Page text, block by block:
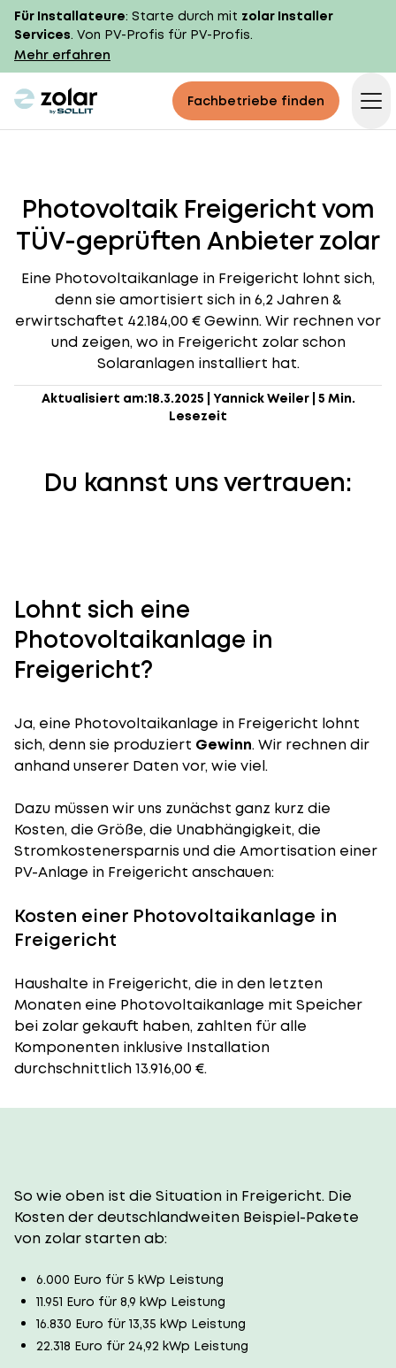
Für Installateure: Starte durch mit zolar Installer
Services. Von PV-Profis für PV-Profis.
Mehr erfahren
zolar logo Fachbetriebe finden
Photovoltaik Freigericht vom
TÜV-geprüften Anbieter zolar
Eine Photovoltaikanlage in Freigericht lohnt sich,
denn sie amortisiert sich in 6,2 Jahren &
erwirtschaftet 42.184,00 € Gewinn. Wir rechnen vor
und zeigen, wo in Freigericht zolar schon
Solaranlagen installiert hat.
Aktualisiert am:18.3.2025 Yannick Weiler| 5 Min.
Lesezeit
Du kannst uns vertrauen:
Lohnt sich eine
Photovoltaikanlage in
Freigericht?
Ja, eine Photovoltaikanlage in Freigericht lohnt
sich, denn sie produziert Gewinn. Wir rechnen dir
anhand unserer Daten vor, wie viel.
Dazu müssen wir uns zunächst ganz kurz die
Kosten, die Größe, die Unabhängigkeit, die
Stromkostenersparnis und die Amortisation einer
PV-Anlage in Freigericht anschauen:
Kosten einer Photovoltaikanlage in
Freigericht
Haushalte in Freigericht, die in den letzten
Monaten eine Photovoltaikanlage mit Speicher
bei zolar gekauft haben, zahlten für alle
Komponenten inklusive Installation
durchschnittlich 13.916,00 €.
So wie oben ist die Situation in Freigericht. Die
Kosten der deutschlandweiten Beispiel-Pakete
von zolar starten ab:
6.000 Euro für 5 kWp Leistung
11.951 Euro für 8,9 kWp Leistung
16.830 Euro für 13,35 kWp Leistung
22.318 Euro für 24,92 kWp Leistung